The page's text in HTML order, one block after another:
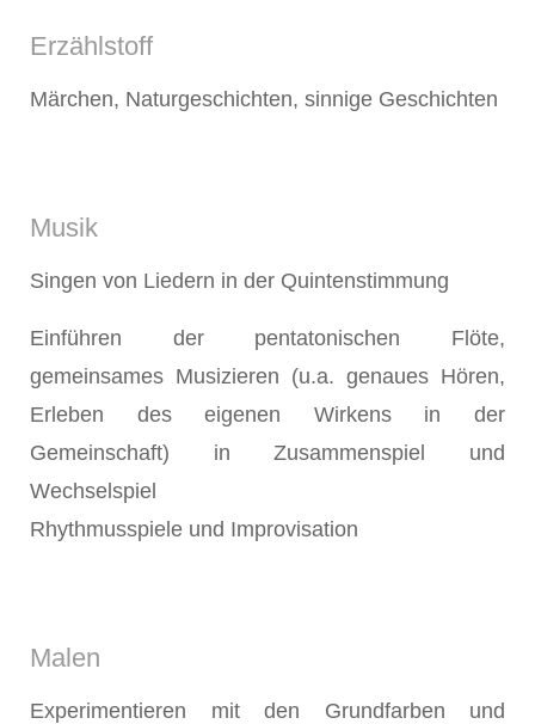
Erzählstoff
Märchen, Naturgeschichten, sinnige Geschichten
Musik
Singen von Liedern in der Quintenstimmung
Einführen der pentatonischen Flöte,
gemeinsames Musizieren (u.a. genaues Hören,
Erleben des eigenen Wirkens in der
Gemeinschaft) in Zusammenspiel und
Wechselspiel
Rhythmusspiele und Improvisation
Malen
Experimentieren mit den Grundfarben und